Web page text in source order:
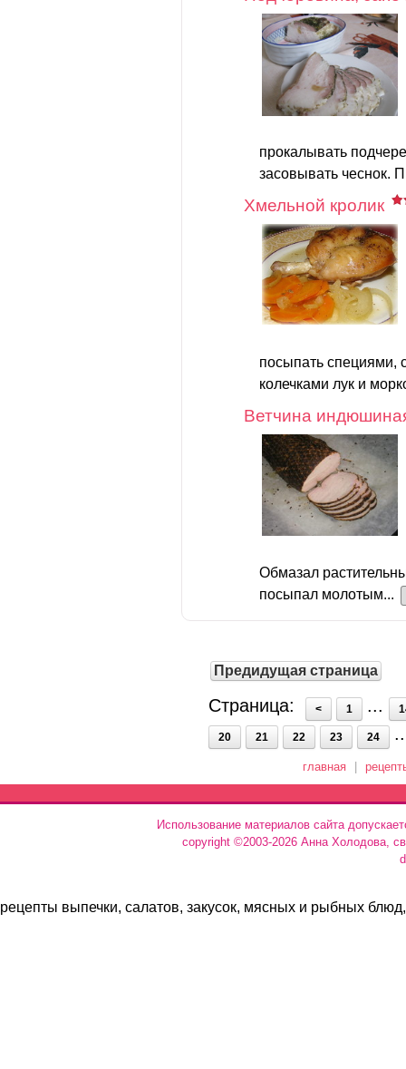
прокалывать
засовывать чеснок.
Хмельной кролик
посыпать специями,
колечками лук и
Ветчина
Обмазал
посыпал молотым...
Предидущая страница
Страница: < 1 ...
20 21 22 23 24
главная
Использование материалов сайта
copyright ©2003-2026 Анна Холодова,
рецепты выпечки, салатов, закусок, мясных и рыбных